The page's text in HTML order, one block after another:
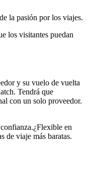
la pasión por los viajes.
los visitantes puedan
y su vuelo de vuelta
Tendrá que
con un solo proveedor.
en
de viaje más baratas.